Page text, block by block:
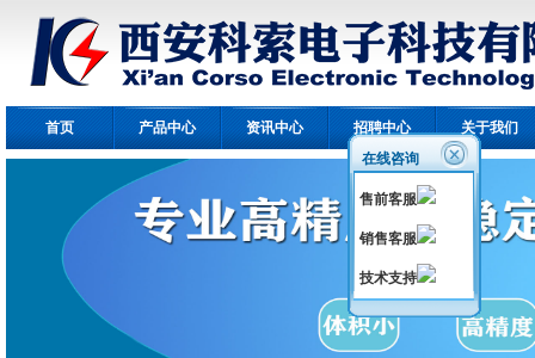
首页 产品中心 资讯中心 招聘中心 关于我们
在线咨询
售前客服
销售客服
技术支持